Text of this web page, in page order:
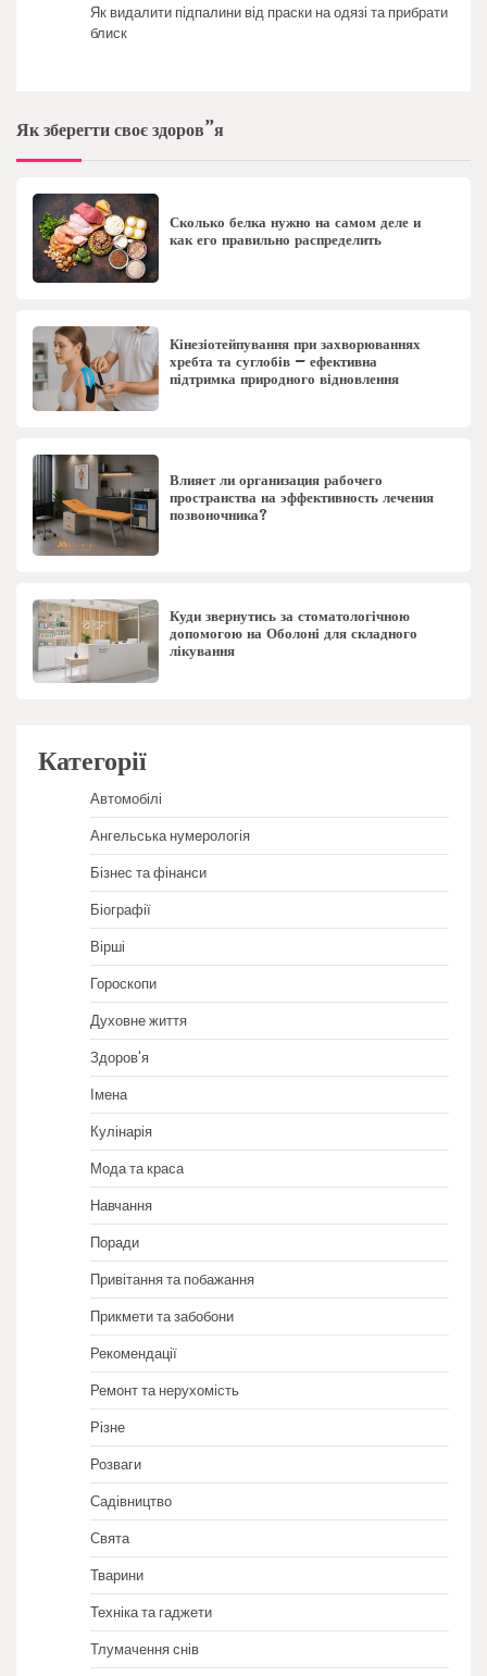
Як видалити підпалини від праски на одязі та прибрати
блиск
Як зберегти своє здоров”я
Сколько белка нужно на самом деле и
как его правильно распределить
Кінезіотейпування при захворюваннях
хребта та суглобів – ефективна
підтримка природного відновлення
Влияет ли организация рабочего
пространства на эффективность лечения
позвоночника?
Куди звернутись за стоматологічною
допомогою на Оболоні для складного
лікування
Категорії
Автомобілі
Ангельська нумерологія
Бізнес та фінанси
Біографії
Вірші
Гороскопи
Духовне життя
Здоров'я
Імена
Кулінарія
Мода та краса
Навчання
Поради
Привітання та побажання
Прикмети та забобони
Рекомендації
Ремонт та нерухомість
Різне
Розваги
Садівництво
Свята
Тварини
Техніка та гаджети
Тлумачення снів